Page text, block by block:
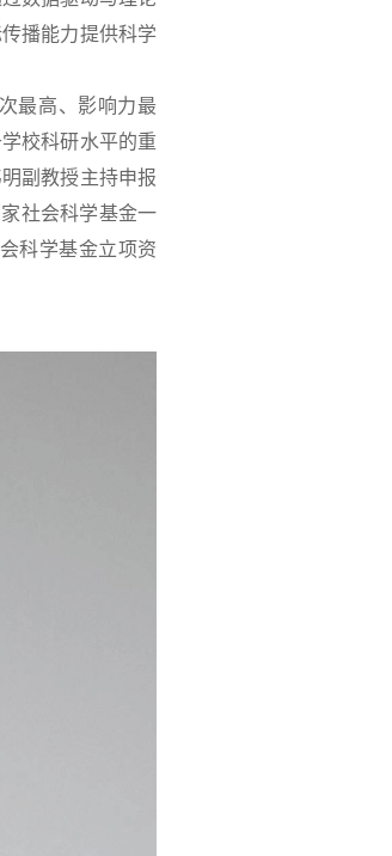
播能力提供科学
最高、影响力最
校科研水平的重
副教授主持申报
社会科学基金一
科学基金立项资